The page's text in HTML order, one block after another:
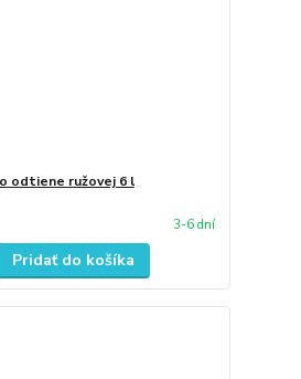
odtiene ružovej 6 l
3-6 dní
Pridať do košíka